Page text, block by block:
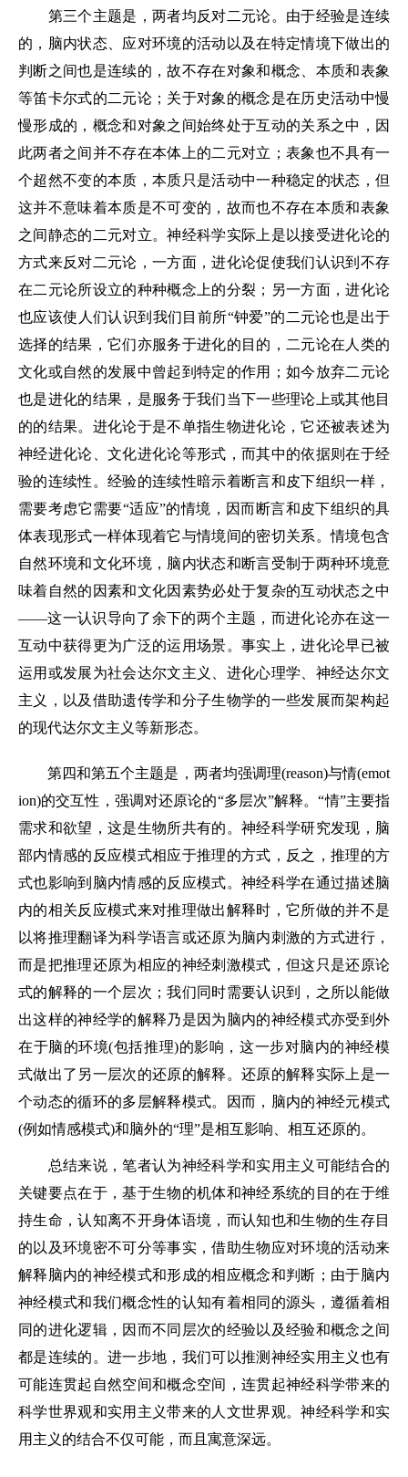
第三个主题是，两者均反对二元论。由于经验是连续
的，脑内状态、应对环境的活动以及在特定情境下做出的
判断之间也是连续的，故不存在对象和概念、本质和表象
等笛卡尔式的二元论；关于对象的概念是在历史活动中慢
慢形成的，概念和对象之间始终处于互动的关系之中，因
此两者之间并不存在本体上的二元对立；表象也不具有一
个超然不变的本质，本质只是活动中一种稳定的状态，但
这并不意味着本质是不可变的，故而也不存在本质和表象
之间静态的二元对立。神经科学实际上是以接受进化论的
方式来反对二元论，一方面，进化论促使我们认识到不存
在二元论所设立的种种概念上的分裂；另一方面，进化论
也应该使人们认识到我们目前所“钟爱”的二元论也是出于
选择的结果，它们亦服务于进化的目的，二元论在人类的
文化或自然的发展中曾起到特定的作用；如今放弃二元论
也是进化的结果，是服务于我们当下一些理论上或其他目
的的结果。进化论于是不单指生物进化论，它还被表述为
神经进化论、文化进化论等形式，而其中的依据则在于经
验的连续性。经验的连续性暗示着断言和皮下组织一样，
需要考虑它需要“适应”的情境，因而断言和皮下组织的具
体表现形式一样体现着它与情境间的密切关系。情境包含
自然环境和文化环境，脑内状态和断言受制于两种环境意
味着自然的因素和文化因素势必处于复杂的互动状态之中
——这一认识导向了余下的两个主题，而进化论亦在这一
互动中获得更为广泛的运用场景。事实上，进化论早已被
运用或发展为社会达尔文主义、进化心理学、神经达尔文
主义，以及借助遗传学和分子生物学的一些发展而架构起
的现代达尔文主义等新形态。
第四和第五个主题是，两者均强调理(reason)与情(emot
ion)的交互性，强调对还原论的“多层次”解释。“情”主要指
需求和欲望，这是生物所共有的。神经科学研究发现，脑
部内情感的反应模式相应于推理的方式，反之，推理的方
式也影响到脑内情感的反应模式。神经科学在通过描述脑
内的相关反应模式来对推理做出解释时，它所做的并不是
以将推理翻译为科学语言或还原为脑内刺激的方式进行，
而是把推理还原为相应的神经刺激模式，但这只是还原论
式的解释的一个层次；我们同时需要认识到，之所以能做
出这样的神经学的解释乃是因为脑内的神经模式亦受到外
在于脑的环境(包括推理)的影响，这一步对脑内的神经模
式做出了另一层次的还原的解释。还原的解释实际上是一
个动态的循环的多层解释模式。因而，脑内的神经元模式
(例如情感模式)和脑外的“理”是相互影响、相互还原的。
总结来说，笔者认为神经科学和实用主义可能结合的
关键要点在于，基于生物的机体和神经系统的目的在于维
持生命，认知离不开身体语境，而认知也和生物的生存目
的以及环境密不可分等事实，借助生物应对环境的活动来
解释脑内的神经模式和形成的相应概念和判断；由于脑内
神经模式和我们概念性的认知有着相同的源头，遵循着相
同的进化逻辑，因而不同层次的经验以及经验和概念之间
都是连续的。进一步地，我们可以推测神经实用主义也有
可能连贯起自然空间和概念空间，连贯起神经科学带来的
科学世界观和实用主义带来的人文世界观。神经科学和实
用主义的结合不仅可能，而且寓意深远。